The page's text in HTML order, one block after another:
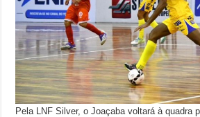
Pela LNF Silver, o Joaçaba voltará à quadra